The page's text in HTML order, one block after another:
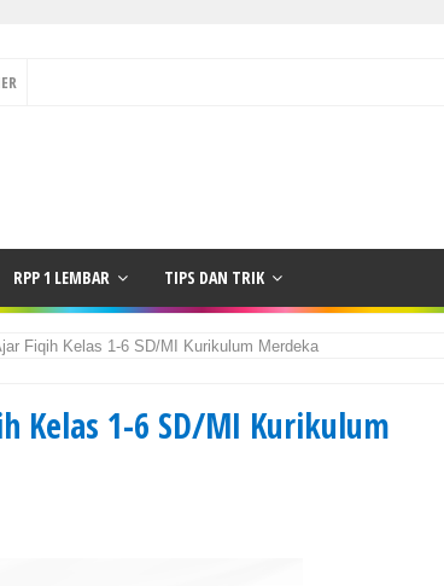
RPP 1 LEMBAR TIPS DAN TRIK
Fiqih Kelas 1-6 SD/MI Kurikulum Merdeka
Kelas 1-6 SD/MI Kurikulum